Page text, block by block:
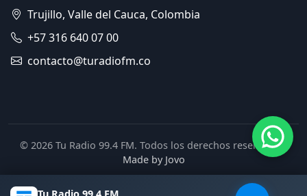
Tu Radio 99.4 FM
Trujillo, Valle del Cauca, Colombia
+57 316 640 07 00
contacto@turadiofm.co
© 2026 Tu Radio 99.4 FM. Todos los derechos reservados.
Made by Jovo